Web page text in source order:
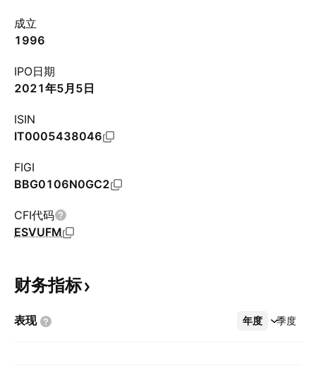
成立
1996
IPO日期
2021年5月5日
ISIN
IT0005438046
FIGI
BBG0106N0GC2
CFI代码
ESVUFM
财务指标
表现 年度 季度
更多